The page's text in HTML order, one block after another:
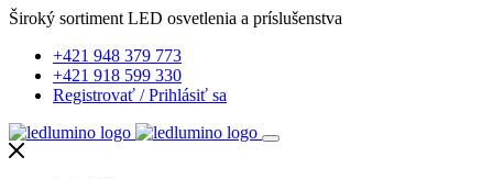
Široký sortiment LED osvetlenia a príslušenstva
+421 948 379 773
+421 918 599 330
Registrovať /Prihlásiť sa